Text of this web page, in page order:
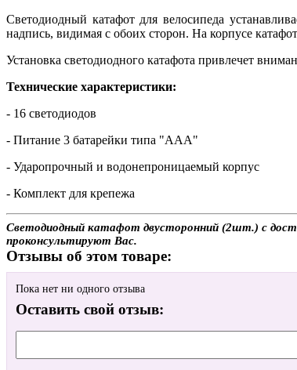
Светодиодный катафот для велосипеда
надпись, видимая с обоих сторон. На корпусе
Установка светодиодного катафота привлечет
Технические характеристики:
- 16 светодиодов
- Питание 3 батарейки типа "ААА"
- Ударопрочный и водонепроницаемый корпус
- Комплект для крепежа
Светодиодный катафот двусторонний (2шт.) с
проконсультируют Вас.
Отзывы об этом товаре:
Пока нет ни одного отзыва
Оставить свой отзыв: